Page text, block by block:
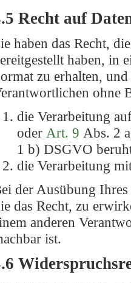
Recht auf
haben das Recht,
haben, in
zu erhalten, und
ohne
die Verarbeitung
oder Art. 9 Abs. 2
1 b) DSGVO
die Verarbeitung
der Ausübung
das Recht, zu
anderen
ist.